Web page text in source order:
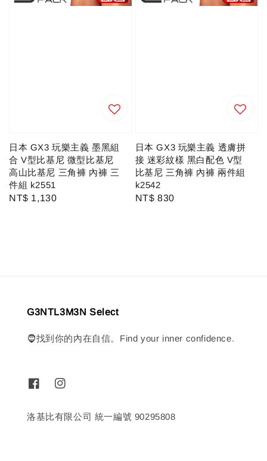
日本 GX3 玩樂主義 墨黑組
合 V型比基尼 微型比基尼
高山比基尼 三角褲 內褲 三
件組 k2551
Regular
NT$ 1,130
日本 GX3 玩樂主義 透膚拼
接 迷彩紋樣 黑白配色 V型
比基尼 三角褲 內褲 兩件組
k2542
Regular
NT$ 830
G3NTL3M3N Select
🧔找到你的內在自信。Find your inner confidence.
洛基比有限公司 統一編號 90295808